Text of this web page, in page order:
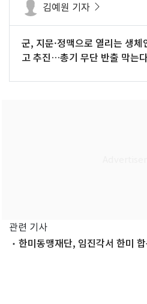
김예원 기자
군, 지문·정맥으로 열리는 생체
고 추진…총기 무단 반출 막는
관련 기사
한미동맹재단, 임진각서 한미